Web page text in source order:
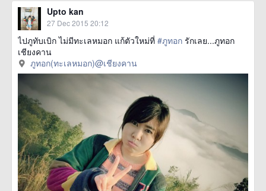
Upto kan
27 Dec 2015 20:12
ไปภูทับเบิก ไม่มีทะเลหมอก แก้ตัวใหม่ที่ #ภูทอก รักเลย...ภูทอก
เชียงคาน
ภูทอก(ทะเลหมอก)@เชียงคาน